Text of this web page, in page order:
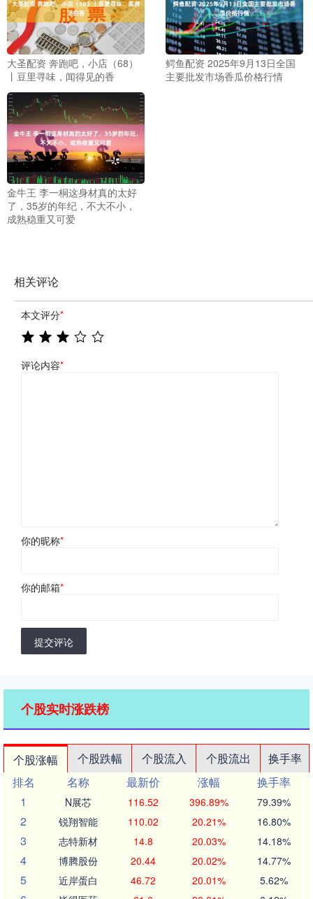
大圣配资 奔跑吧，小店（68）
丨豆里寻味，闻得见的香
鳄鱼配资 2025年9月13日全国
主要批发市场香瓜价格行情
金牛王 李一桐这身材真的太好
了，35岁的年纪，不大不小，
成熟稳重又可爱
相关评论
本文评分*
评论内容*
你的昵称*
你的邮箱*
提交评论
个股实时涨跌榜
个股涨幅 个股跌幅 个股流入 个股流出
换手率
排名
名称 最新价 涨幅
换手率
1
N展芯 116.52 396.89% 79.39%
2 锐翔智能 110.02 20.21% 16.80%
3 志特新材 14.8 20.03% 14.18%
4 博腾股份 20.44 20.02% 14.77%
5 近岸蛋白 46.72 20.01% 5.62%